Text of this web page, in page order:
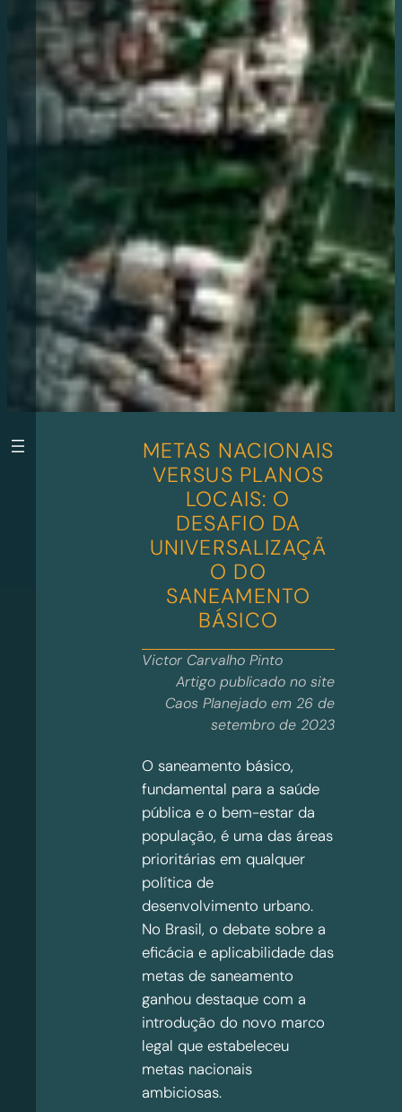
METAS NACIONAIS
VERSUS PLANOS
LOCAIS: O
DESAFIO DA
UNIVERSALIZAÇÃ
O DO
SANEAMENTO
BÁSICO
Victor Carvalho Pinto
Artigo publicado no site
Caos Planejado em 26 de
setembro de 2023
O saneamento básico,
fundamental para a saúde
pública e o bem-estar da
população, é uma das áreas
prioritárias em qualquer
política de
desenvolvimento urbano.
No Brasil, o debate sobre a
eficácia e aplicabilidade das
metas de saneamento
ganhou destaque com a
introdução do novo marco
legal que estabeleceu
metas nacionais
ambiciosas.